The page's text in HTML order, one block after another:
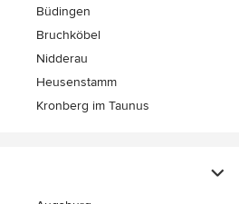
Büdingen
Bruchköbel
Nidderau
Heusenstamm
Kronberg im Taunus